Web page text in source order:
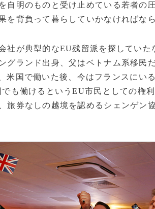
自明のものと受け止めている若者の
を背負って暮らしていかなければな
社が典型的なEU残留派を探していた
グランド出身、父はベトナム系移民
米国で働いた後、今はフランスにい
も働けるというEU市民としての権
旅券なしの越境を認めるシェンゲン